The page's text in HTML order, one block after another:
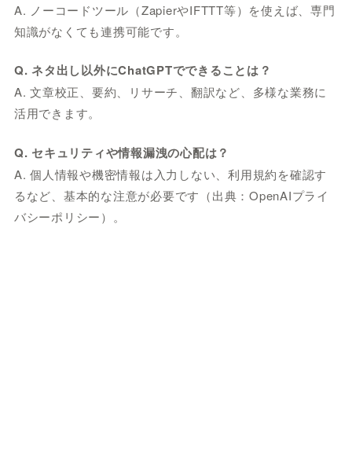
A. ノーコードツール（ZapierやIFTTT等）を使えば、専門
知識がなくても連携可能です。
Q. ネタ出し以外にChatGPTでできることは？
A. 文章校正、要約、リサーチ、翻訳など、多様な業務に
活用できます。
Q. セキュリティや情報漏洩の心配は？
A. 個人情報や機密情報は入力しない、利用規約を確認す
るなど、基本的な注意が必要です（出典：OpenAIプライ
バシーポリシー）。